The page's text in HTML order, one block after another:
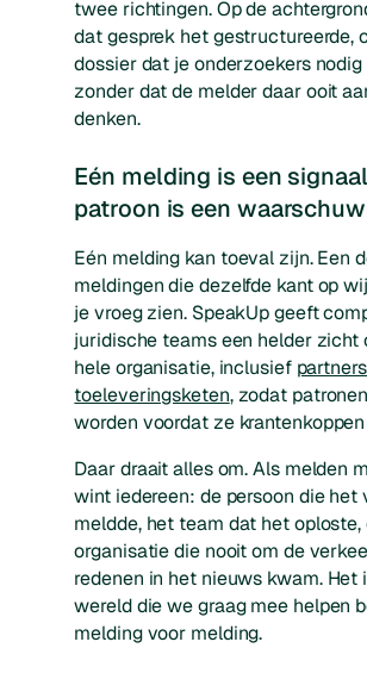
twee richtingen. Op de
dat gesprek het gestructureerde,
dossier dat je onderzoekers nodig
zonder dat de melder daar ooit
denken.
Eén melding is een
patroon is een
Eén melding kan toeval zijn. Een
meldingen die dezelfde kant op
je vroeg zien. SpeakUp geeft
juridische teams een helder zicht
hele organisatie, inclusief
toeleveringsketen, zodat
worden voordat ze
Daar draait alles om. Als melden
wint iedereen: de persoon die het
meldde, het team dat het oploste,
organisatie die nooit om de
redenen in het nieuws kwam. Het
wereld die we graag mee helpen
melding voor melding.